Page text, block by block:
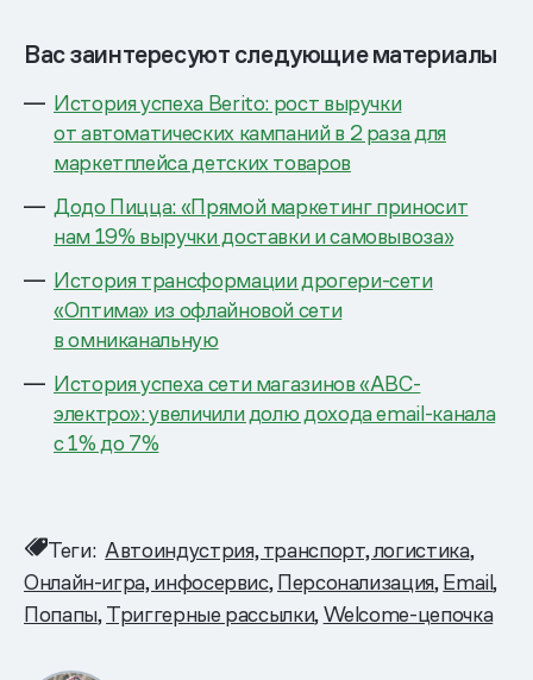
Вас заинтересуют следующие материалы
История успеха Berito: рост выручки
от автоматических кампаний в 2 раза для
маркетплейса детских товаров
Додо Пицца: «Прямой маркетинг приносит
нам 19% выручки доставки и самовывоза»
История трансформации дрогери-сети
«Оптима» из офлайновой сети
в омниканальную
История успеха сети магазинов «АВС-
электро»: увеличили долю дохода email-канала
с 1% до 7%
Теги: Автоиндустрия, транспорт, логистика
Онлайн-игра, инфосервис Персонализация Email
Попапы Триггерные рассылки Welcome-цепочка